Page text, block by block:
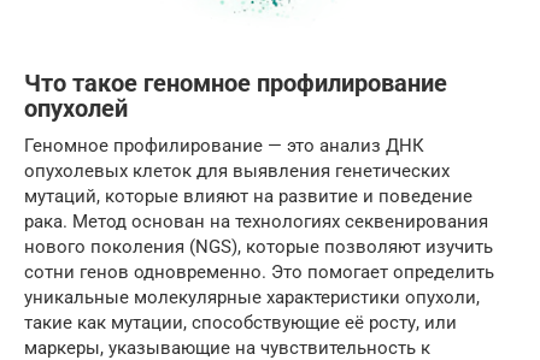
Что такое геномное профилирование
опухолей
Геномное профилирование — это анализ ДНК
опухолевых клеток для выявления генетических
мутаций, которые влияют на развитие и поведение
рака. Метод основан на технологиях секвенирования
нового поколения (NGS), которые позволяют изучить
сотни генов одновременно. Это помогает определить
уникальные молекулярные характеристики опухоли,
такие как мутации, способствующие её росту, или
маркеры, указывающие на чувствительность к